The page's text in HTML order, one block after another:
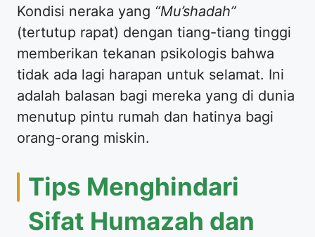
Kondisi neraka yang “Mu’shadah”
(tertutup rapat) dengan tiang-tiang tinggi
memberikan tekanan psikologis bahwa
tidak ada lagi harapan untuk selamat. Ini
adalah balasan bagi mereka yang di dunia
menutup pintu rumah dan hatinya bagi
orang-orang miskin.
Tips Menghindari
Sifat Humazah dan